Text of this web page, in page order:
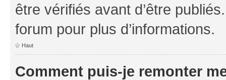
être vérifiés avant d’être
forum pour plus d’informations.
Haut
Comment puis-je remonter